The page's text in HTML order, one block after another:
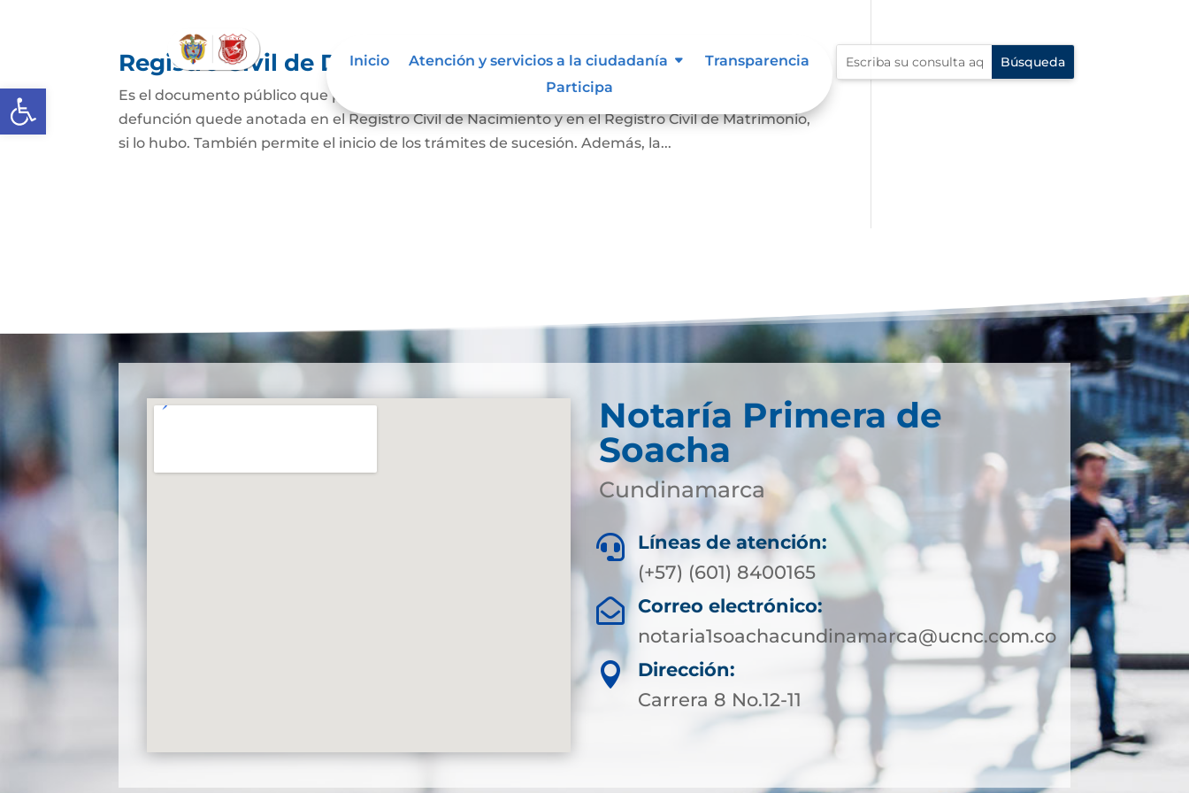
Abrir barra de herramientas
Inicio Atención y servicios a la ciudadanía
Transparencia
Participa
Registro Civil de Defunción
Es el documento público que prueba el hecho de la muerte y su causa. Sirve para que la
defunción quede anotada en el Registro Civil de Nacimiento y en el Registro Civil de Matrimonio,
si lo hubo. También permite el inicio de los trámites de sucesión. Además, la...
Notaría Primera de
Soacha
Cundinamarca

Líneas de atención:
(+57) (601) 8400165

Correo electrónico:
notaria1soachacundinamarca@ucnc.com.co

Dirección:
Carrera 8 No.12-11